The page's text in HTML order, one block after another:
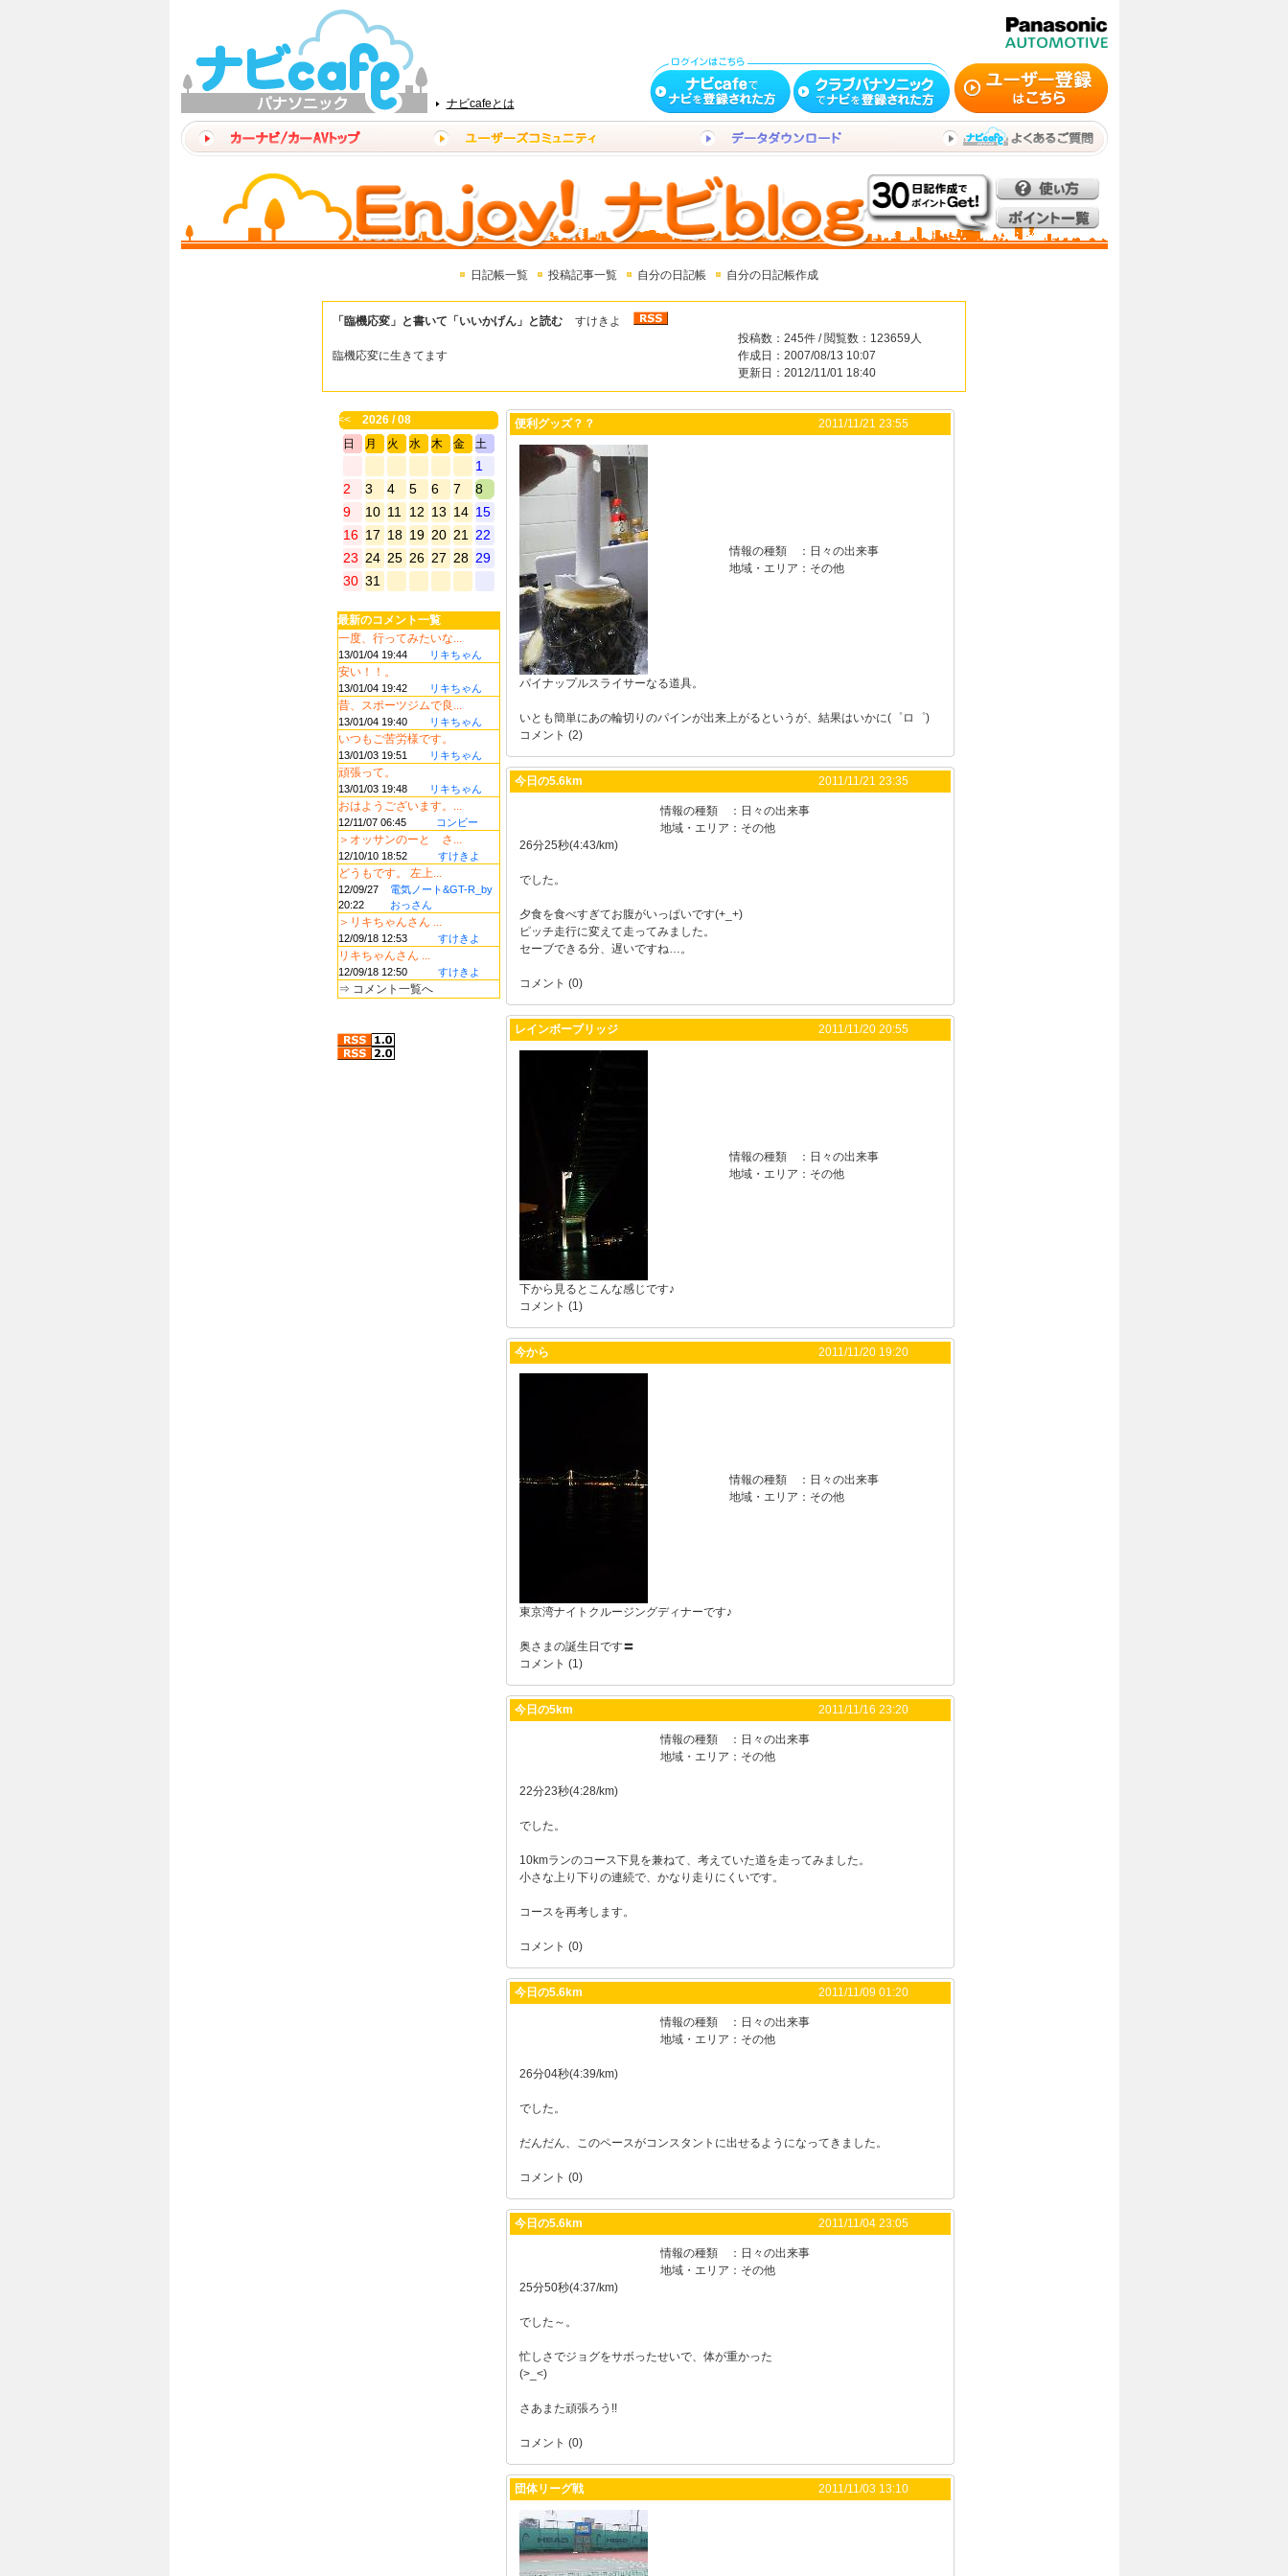
ナビcafeとは
日記帳一覧 投稿記事一覧 自分の日記帳 自分の日記帳作成
「臨機応変」と書いて「いいかげん」と読む すけきよ
臨機応変に生きてます
投稿数：245件 / 閲覧数：123659人
作成日：2007/08/13 10:07
更新日：2012/11/01 18:40
<<
2026 / 08
日
月 火 水 木 金 土
1
2
3 4 5 6 7
8
9
10 11 12 13 14 15
16 17 18 19 20 21
22
23 24 25 26 27 28 29
30 31
最新のコメント一覧
一度、行ってみたいな...
13/01/04 19:44 リキちゃん
安い！！。
13/01/04 19:42 リキちゃん
昔、スポーツジムで良...
13/01/04 19:40 リキちゃん
いつもご苦労様です。
13/01/03 19:51 リキちゃん
頑張って。
13/01/03 19:48 リキちゃん
おはようございます。...
12/11/07 06:45 コンビー
＞オッサンのーと さ...
12/10/10 18:52 すけきよ
どうもです。 左上...
12/09/27
20:22
電気ノート&GT-R_by
おっさん
＞リキちゃんさん ...
12/09/18 12:53 すけきよ
リキちゃんさん ...
12/09/18 12:50 すけきよ
⇒ コメント一覧へ
便利グッズ？？ 2011/11/21 23:55
情報の種類 ： 日々の出来事
地域・エリア ： その他
パイナップルスライサーなる道具。
いとも簡単にあの輪切りのパインが出来上がるというが、結果はいかに(゜ロ゜)
コメント (2)
今日の5.6km 2011/11/21 23:35
情報の種類 ： 日々の出来事
地域・エリア ： その他
26分25秒(4:43/km)
でした。
夕食を食べすぎてお腹がいっぱいです(+_+)
ピッチ走行に変えて走ってみました。
セーブできる分、遅いですね…。
コメント (0)
レインボーブリッジ 2011/11/20 20:55
情報の種類 ： 日々の出来事
地域・エリア ： その他
下から見るとこんな感じです♪
コメント (1)
今から 2011/11/20 19:20
情報の種類 ： 日々の出来事
地域・エリア ： その他
東京湾ナイトクルージングディナーです♪
奥さまの誕生日です〓
コメント (1)
今日の5km 2011/11/16 23:20
情報の種類 ： 日々の出来事
地域・エリア ： その他
22分23秒(4:28/km)
でした。
10kmランのコース下見を兼ねて、考えていた道を走ってみました。
小さな上り下りの連続で、かなり走りにくいです。
コースを再考します。
コメント (0)
今日の5.6km 2011/11/09 01:20
情報の種類 ： 日々の出来事
地域・エリア ： その他
26分04秒(4:39/km)
でした。
だんだん、このペースがコンスタントに出せるようになってきました。
コメント (0)
今日の5.6km 2011/11/04 23:05
情報の種類 ： 日々の出来事
地域・エリア ： その他
25分50秒(4:37/km)
でした～。
忙しさでジョグをサボったせいで、体が重かった
(>_<)
さあまた頑張ろう!!
コメント (0)
団体リーグ戦 2011/11/03 13:10